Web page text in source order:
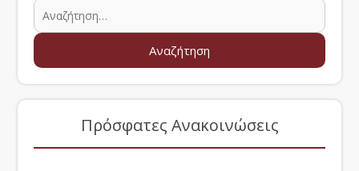
Πρόσφατες Ανακοινώσεις